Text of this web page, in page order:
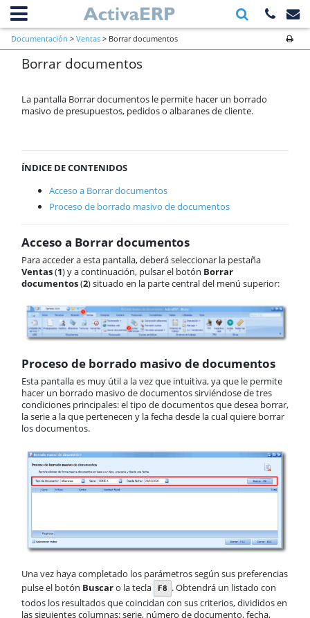
Información general
Primeros pasos a verificar al inicio
de una empresa
Contactos
Clientes
Albaranes
Facturas
Cuotas periódicas
Prioridad de aplicación de
descuentos
Prioridad de aplicación de tarifas
Precios especiales
Vendedores
Rutas
Transportistas
Operarios
Maquinaria
Borrar documentos
Documentos recientes
Casos prácticos
Compras
Almacén
Contabilidad
AnyWhere
Calendario
Comunes
ActivaConnect
Documentación > Ventas > Borrar documentos
Borrar documentos
La pantalla Borrar documentos le permite hacer un borrado
masivo de presupuestos, pedidos o albaranes de cliente.
ÍNDICE DE CONTENIDOS
Acceso a Borrar documentos
Proceso de borrado masivo de documentos
Acceso a Borrar documentos
Para acceder a esta pantalla, deberá seleccionar la pestaña
Ventas(1) y a continuación, pulsar el botón Borrar
documentos(2) situado en la parte central del menú superior:
Proceso de borrado masivo de documentos
Esta pantalla es muy útil a la vez que intuitiva, ya que le permite
hacer un borrado masivo de documentos sirviéndose de tres
condiciones principales: el tipo de documentos que desea borrar,
la serie a la que pertenecen y la fecha desde la cual quiere borrar
los documentos.
Una vez haya completado los parámetros según sus preferencias
pulse el botón Buscaro la tecla F8
. Obtendrá un listado con
todos los resultados que coincidan con sus criterios, divididos en
las siguientes columnas: serie, número de documento, fecha,